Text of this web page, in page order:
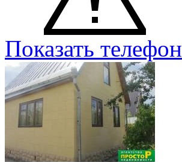
Показать телефон